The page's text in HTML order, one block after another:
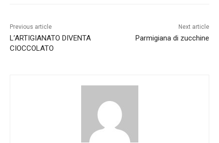
Previous article
L’ARTIGIANATO DIVENTA
CIOCCOLATO
Next article
Parmigiana di zucchine